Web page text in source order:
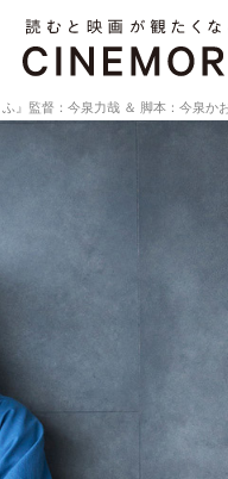
ふ』監督：今泉力哉 ＆ 脚本：今泉